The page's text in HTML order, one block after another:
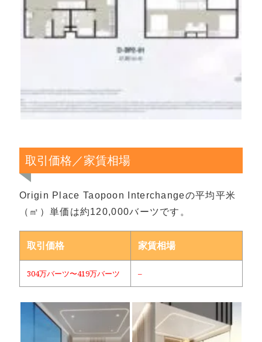
取引価格／家賃相場
Origin Place Taopoon Interchangeの平均平米
（㎡）単価は約120,000バーツです。
取引価格 家賃相場
304万バーツ〜419万バーツ –